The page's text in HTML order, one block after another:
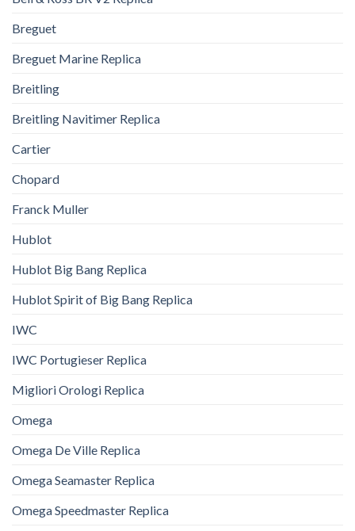
Breguet
Breguet Marine Replica
Breitling
Breitling Navitimer Replica
Cartier
Chopard
Franck Muller
Hublot
Hublot Big Bang Replica
Hublot Spirit of Big Bang Replica
IWC
IWC Portugieser Replica
Migliori Orologi Replica
Omega
Omega De Ville Replica
Omega Seamaster Replica
Omega Speedmaster Replica